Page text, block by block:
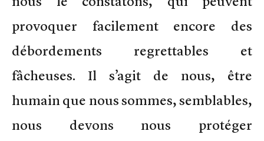
provoquer facilement encore des
débordements regrettables et
fâcheuses. Il s’agit de nous, être
humain que nous sommes, semblables,
nous devons nous protéger